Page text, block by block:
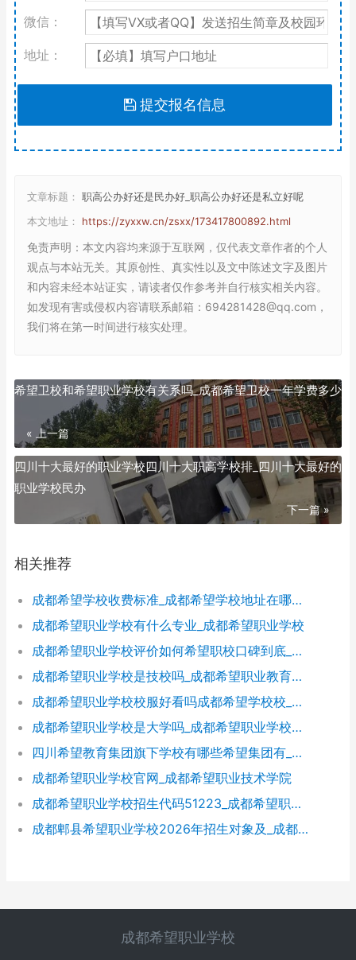
微信：
地址：
提交报名信息
文章标题： 职高公办好还是民办好_职高公办好还是私立好呢
本文地址： https://zyxxw.cn/zsxx/173417800892.html
免责声明 ：本文内容均来源于互联网，仅代表文章作者的个人
观点与本站无关。其原创性、真实性以及文中陈述文字及图片
和内容未经本站证实，请读者仅作参考并自行核实相关内容。
如发现有害或侵权内容请联系邮箱：694281428@qq.com，
我们将在第一时间进行核实处理。
希望卫校和希望职业学校有关系吗_成都希望卫校一年学费多少
« 上一篇
四川十大最好的职业学校四川十大职高学校排_四川十大最好的
职业学校民办
下一篇 »
相关推荐
成都希望学校收费标准_成都希望学校地址在哪里呀
成都希望职业学校有什么专业_成都希望职业学校
成都希望职业学校评价如何希望职校口碑到底_成都希望职业学校烹饪专业
成都希望职业学校是技校吗_成都希望职业教育学校
成都希望职业学校校服好看吗成都希望学校校_成都希望职业学校官网
成都希望职业学校是大学吗_成都希望职业学校官网
四川希望教育集团旗下学校有哪些希望集团有_四川希望教育集团官网
成都希望职业学校官网_成都希望职业技术学院
成都希望职业学校招生代码51223_成都希望职业学校招生网
成都郫县希望职业学校2026年招生对象及_成都郫县希望职业学校好不好
成都希望职业学校